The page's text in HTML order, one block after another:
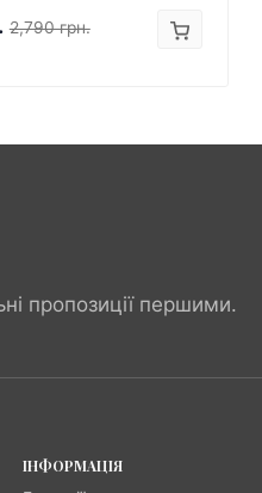
2,790 грн.
пропозиції першими.
ІНФОРМАЦІЯ